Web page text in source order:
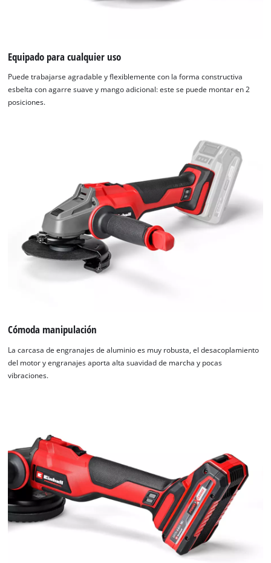
Equipado para cualquier uso
Puede trabajarse agradable y flexiblemente con la forma constructiva
esbelta con agarre suave y mango adicional: este se puede montar en 2
posiciones.
Cómoda manipulación
La carcasa de engranajes de aluminio es muy robusta, el desacoplamiento
del motor y engranajes aporta alta suavidad de marcha y pocas
vibraciones.